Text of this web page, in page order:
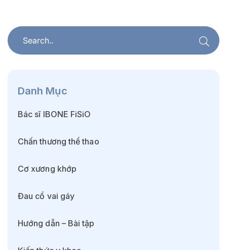
Danh Mục
Bác sĩ IBONE FiSiO
Chấn thương thể thao
Cơ xương khớp
Đau cổ vai gáy
Hướng dẫn – Bài tập